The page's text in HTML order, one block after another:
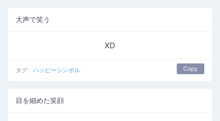
大声で笑う
XD
タグ: ハッピーシンボル Copy
目を細めた笑顔